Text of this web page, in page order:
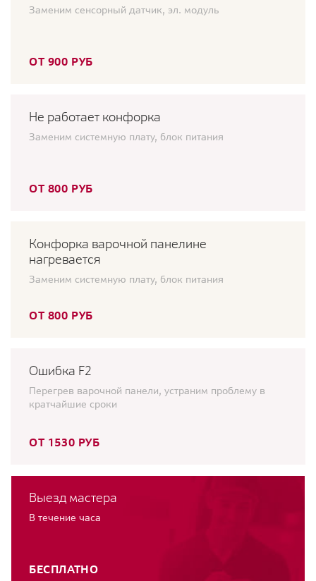
Заменим сенсорный датчик, эл. модуль
ОТ 900 РУБ
Не работает конфорка
Заменим системную плату, блок питания
ОТ 800 РУБ
Конфорка варочной панелине
нагревается
Заменим системную плату, блок питания
ОТ 800 РУБ
Ошибка F2
Перегрев варочной панели, устраним проблему в
кратчайшие сроки
ОТ 1530 РУБ
Выезд мастера
В течение часа
БЕСПЛАТНО